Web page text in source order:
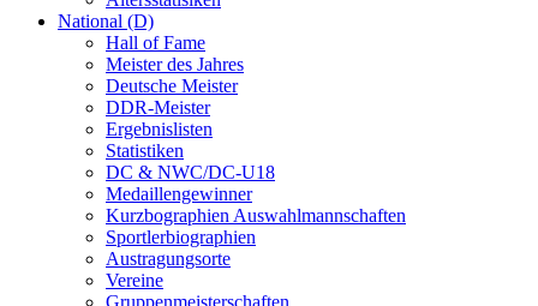
National (D)
Hall of Fame
Meister des Jahres
Deutsche Meister
DDR-Meister
Ergebnislisten
Statistiken
DC & NWC/DC-U18
Medaillengewinner
Kurzbographien Auswahlmannschaften
Sportlerbiographien
Austragungsorte
Vereine
Gruppenmeisterschaften